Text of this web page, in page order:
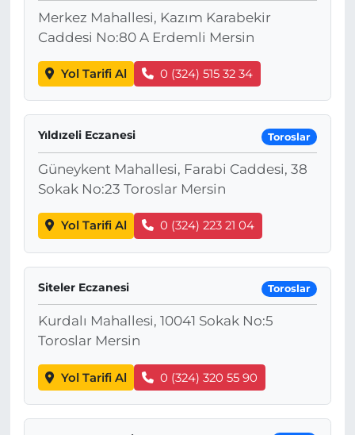
Merkez Mahallesi, Kazım Karabekir
Caddesi No:80 A Erdemli Mersin
Yol Tarifi Al 0 (324) 515 32 34
Yıldızeli Eczanesi Toroslar
Güneykent Mahallesi, Farabi Caddesi, 38
Sokak No:23 Toroslar Mersin
Yol Tarifi Al 0 (324) 223 21 04
Siteler Eczanesi Toroslar
Kurdalı Mahallesi, 10041 Sokak No:5
Toroslar Mersin
Yol Tarifi Al 0 (324) 320 55 90